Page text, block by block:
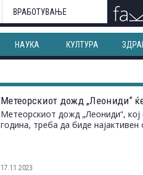
ВРАБОТУВАЊЕ
НАУКА КУЛТУРА
Метеорскиот дожд „Леониди“
Метеорскиот дожд „Леониди“, кој
година, треба да биде најактивен
17.11.2023